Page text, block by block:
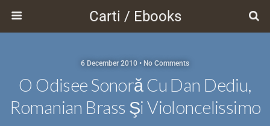
Carti / Ebooks
6 December 2010 • No Comments
O Odisee Sonoră Cu Dan Dediu,
Romanian Brass Şi Violoncelissimo